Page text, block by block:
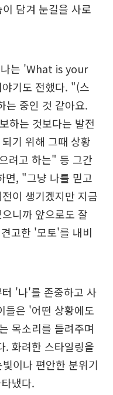
담겨 눈길을 사로
나는 'What is your
기도 전했다. "(스
는 중인 것 같아요.
하는 것보다는 발전
기 위해 그때 상황
려고 하는" 등 그간
면, "그냥 나를 믿고
이 생기겠지만 지금
니까 앞으로도 잘
고한 '모토'를 내비
'나'를 존중하고 사
들은 '어떤 상황에도
목소리를 들려주며
. 화려한 스타일링을
이나 편안한 분위기
냈다.